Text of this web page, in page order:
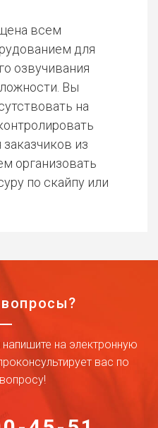
всем
для
озвучивания
Вы
на
из
организовать
по скайпу или
на электронную
вас по